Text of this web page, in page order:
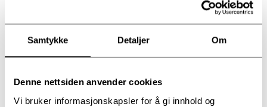
Samtykke Detaljer Om
Denne nettsiden anvender cookies
Vi bruker informasjonskapsler for å gi innhold og
kirkerommet. Velkommen kl. 18.00.